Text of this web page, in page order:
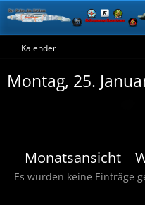
Kalender
Montag, 25.
Monatsansicht
Es wurden keine Einträge